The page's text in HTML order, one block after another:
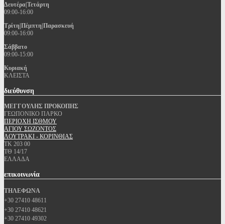
Δευτέρα|Τετάρτη
09:00-16:00
Τρίτη|Πέμπτη|Παρασκευή
09:00-16:00
Σάββατο
09:00-15:00
Κυριακή
ΚΛΕΙΣΤΑ
διεύθυνση
ΜΕΓΓΟΥΛΗΣ ΠΡΟΚΟΠΗΣ
ΓΕΩΠΟΝΙΚΟ ΠΑΡΚΟ
ΠΕΡΙΟΧΗ ΙΣΘΜΟΥ
ΑΓΙΟΥ ΣΩΖΟΝΤΟΣ
ΛΟΥΤΡΑΚΙ - ΚΟΡΙΝΘΙΑΣ
ΤΚ 203 00
ΤΘ 14/17
ΕΛΛΑΔΑ
επικοινωνία
ΤΗΛΕΦΩΝΑ
+30 27410 48611
+30 27410 48621
+30 27410 49302